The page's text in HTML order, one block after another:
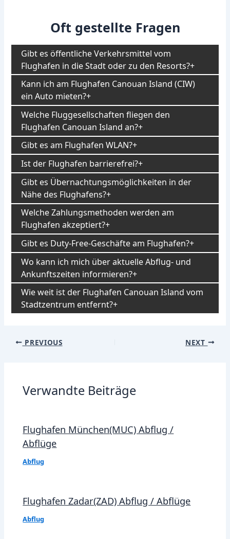
Oft gestellte Fragen
Gibt es öffentliche Verkehrsmittel vom
Flughafen in die Stadt oder zu den Resorts?
Kann ich am Flughafen Canouan Island (CIW)
ein Auto mieten?
Welche Fluggesellschaften fliegen den
Flughafen Canouan Island an?
Gibt es am Flughafen WLAN?
Ist der Flughafen barrierefrei?
Gibt es Übernachtungsmöglichkeiten in der
Nähe des Flughafens?
Welche Zahlungsmethoden werden am
Flughafen akzeptiert?
Gibt es Duty-Free-Geschäfte am Flughafen?
Wo kann ich mich über aktuelle Abflug- und
Ankunftszeiten informieren?
Wie weit ist der Flughafen Canouan Island vom
Stadtzentrum entfernt?
Post
PREVIOUS NEXT
Verwandte Beiträge
Flughafen München(MUC) Abflug /
Abflüge
Abflug
Flughafen Zadar(ZAD) Abflug / Abflüge
Abflug